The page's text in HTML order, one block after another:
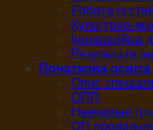
Робота із
Культурно-
Інноваційна
Результати
Початкова освіта
Опис
ОПП
Навчальні
ОП